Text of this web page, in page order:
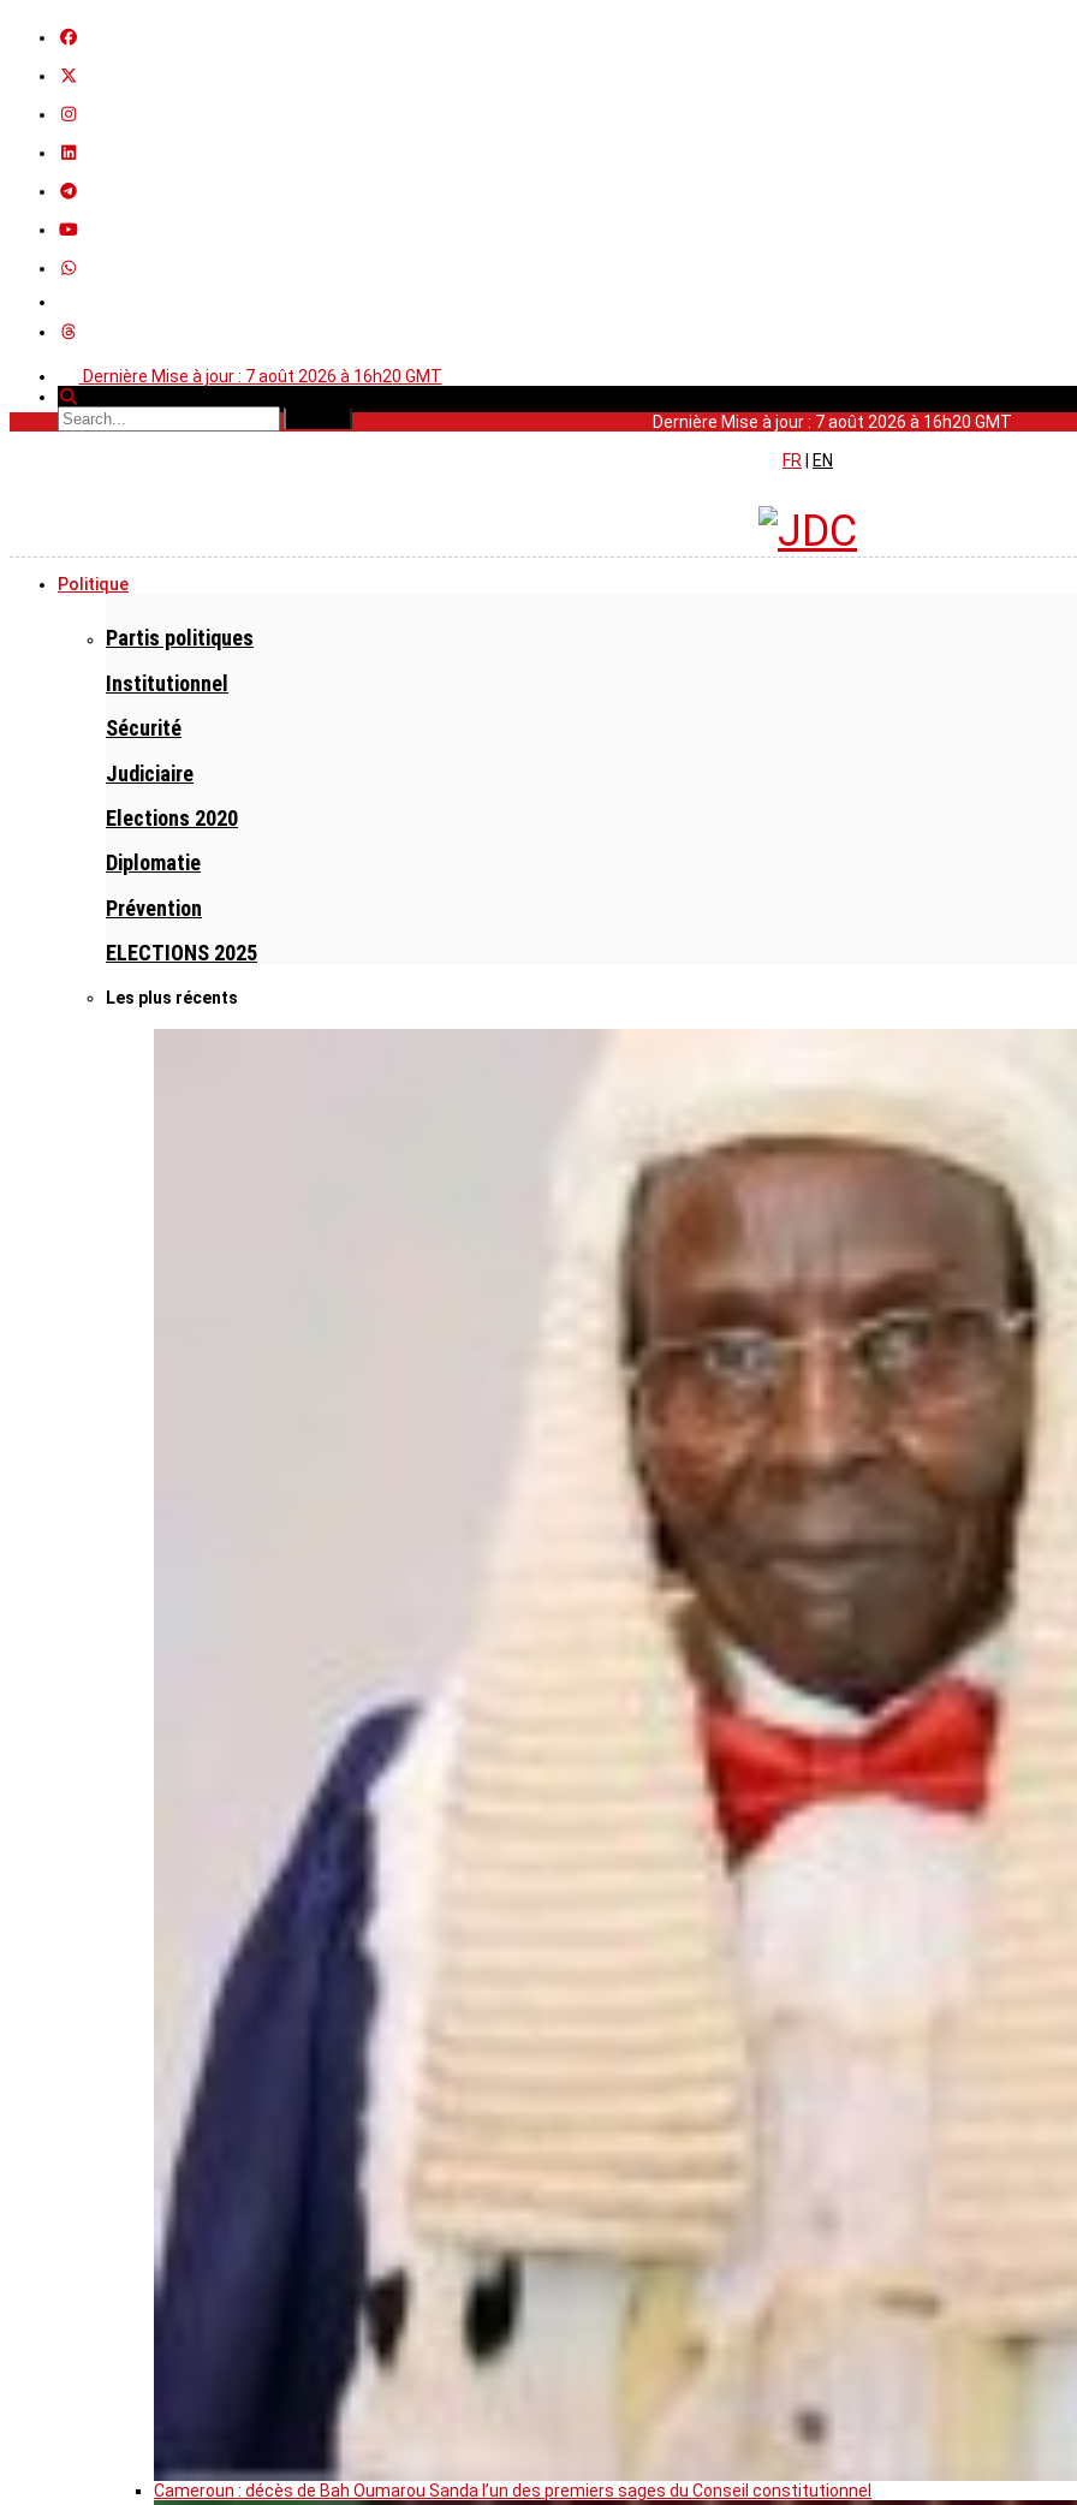
Dernière Mise à jour : 7 août 2026 à 16h20 GMT
Dernière Mise à jour : 7 août 2026 à 16h20 GMT
FR
EN
Politique
Partis politiques
Institutionnel
Sécurité
Judiciaire
Elections 2020
Diplomatie
Prévention
ELECTIONS 2025
Les plus récents
Cameroun : décès de Bah Oumarou Sanda l’un des premiers sages du Conseil constitutionnel